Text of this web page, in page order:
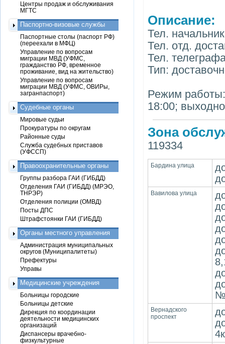
Описание:
Тел.
Тел. отд.
Тел.
Тип:
Режим работы:
18:00;
Зона
119334
Бардина улица
Вавилова улица
№
Вернадского
проспект
Центры продаж и обслуживания
МГТС
Паспортно-визовые службы
Паспортные столы (паспорт РФ)
(переехали в МФЦ)
Управление по вопросам
миграции МВД (УФМС,
гражданство РФ, временное
проживание, вид на жительство)
Управление по вопросам
миграции МВД (УФМС, ОВИРы,
загранпаспорт)
Судебные органы
Мировые судьи
Прокуратуры по округам
Районные суды
Служба судебных приставов
(УФССП)
Правоохранительные органы
Группы разбора ГАИ (ГИБДД)
Отделения ГАИ (ГИБДД) (МРЭО,
ТНРЭР)
Отделения полиции (ОМВД)
Посты ДПС
Штрафстоянки ГАИ (ГИБДД)
Органы местного управления
Администрация муниципальных
округов (Муниципалитеты)
Префектуры
Управы
Медицинские учреждения
Больницы городские
Больницы детские
Дирекция по координации
деятельности медицинских
организаций
Диспансеры врачебно-
физкультурные